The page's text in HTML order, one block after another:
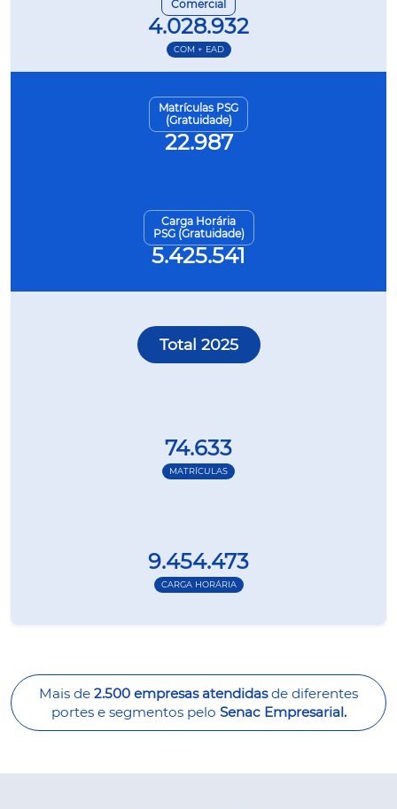
Comercial
4.028.932
COM + EAD
Matrículas PSG
(Gratuidade)
22.987
Carga Horária
PSG (Gratuidade)
5.425.541
Total 2025
74.633
MATRÍCULAS
9.454.473
CARGA HORÁRIA
Mais de 2.500 empresas atendidasde diferentes
portes e segmentos pelo Senac Empresarial.